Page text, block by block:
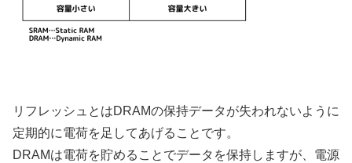
リフレッシュとはDRAMの保持データが失われないように
定期的に電荷を足してあげることです。
DRAMは電荷を貯めることでデータを保持しますが、電源